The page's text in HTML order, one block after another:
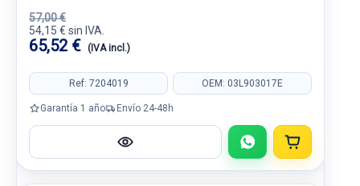
57,00 €
54,15 € sin IVA.
65,52 € (IVA incl.)
Ref: 7204019 OEM: 03L903017E
Garantía 1 año Envío 24-48h